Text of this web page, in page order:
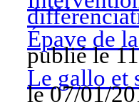
Épave de
publié le
Le gallo et
le 07/01/